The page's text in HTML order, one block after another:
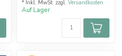
* Inkl. MwSt. zzgl. Versandkosten
Auf Lager